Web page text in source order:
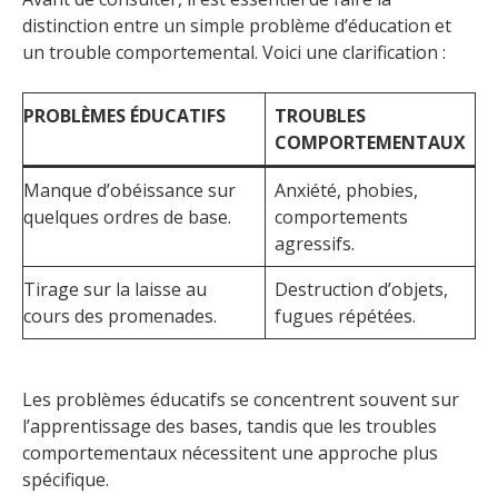
distinction entre un simple problème d’éducation et
un trouble comportemental. Voici une clarification :
PROBLÈMES ÉDUCATIFS
TROUBLES
COMPORTEMENTAUX
Manque d’obéissance sur
quelques ordres de base.
Anxiété, phobies,
comportements
agressifs.
Tirage sur la laisse au
cours des promenades.
Destruction d’objets,
fugues répétées.
Les problèmes éducatifs se concentrent souvent sur
l’apprentissage des bases, tandis que les troubles
comportementaux nécessitent une approche plus
spécifique.